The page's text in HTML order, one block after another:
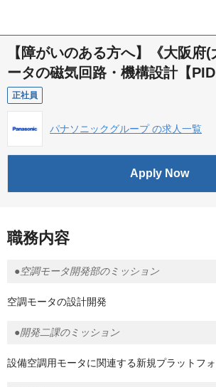
【障がいのある方へ】《大阪府
ータの磁気回路・機構設計【PID
正社員
パナソニックグループ の求人一覧
Apply Now
職務内容
●空調モータ開発部のミッション
空調モータの設計開発
●開発二課のミッション
設備空調用モータに関連する新規プラットフ